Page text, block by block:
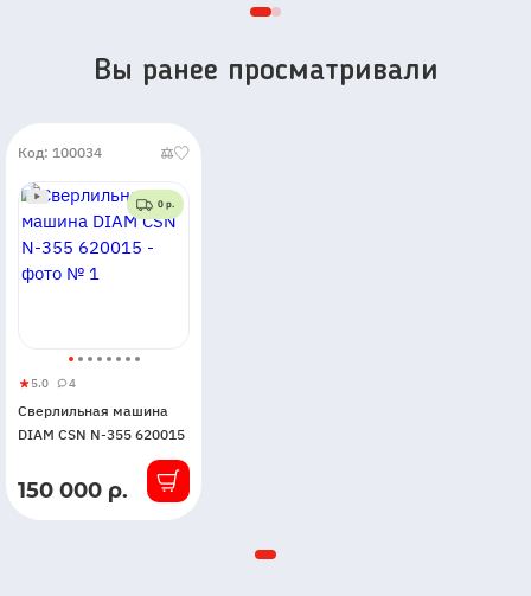
Вы ранее просматривали
Код: 100034
0 р.
Сверлильная
машина
DIAM
N-
5.0
5
4 4
Сверлильная машина
DIAM CSN N-355 620015
В
150 000 р.